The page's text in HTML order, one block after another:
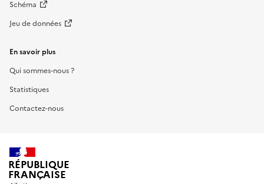
Schéma
Jeu de données
En savoir plus
Qui sommes-nous ?
Statistiques
Contactez-nous
RÉPUBLIQUE
FRANÇAISE